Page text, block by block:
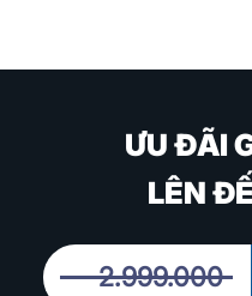
ƯU ĐÃI
LÊN
2.999.000